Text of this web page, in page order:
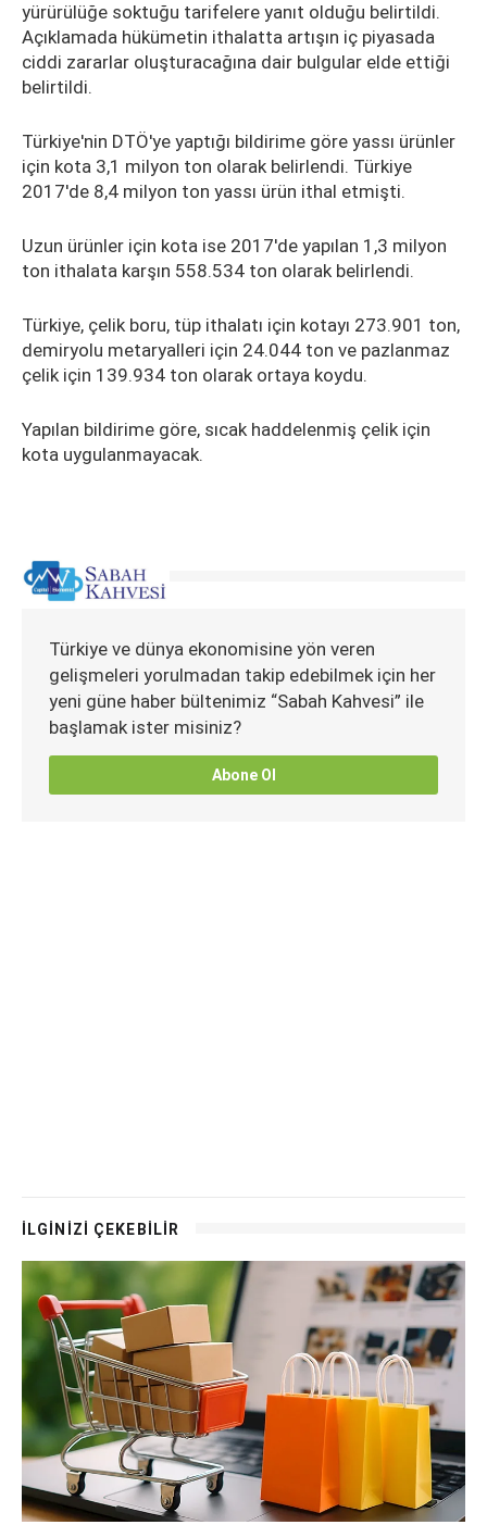
yürürülüğe soktuğu tarifelere yanıt olduğu belirtildi.
Açıklamada hükümetin ithalatta artışın iç piyasada
ciddi zararlar oluşturacağına dair bulgular elde ettiği
belirtildi.
Türkiye'nin DTÖ'ye yaptığı bildirime göre yassı ürünler
için kota 3,1 milyon ton olarak belirlendi. Türkiye
2017'de 8,4 milyon ton yassı ürün ithal etmişti.
Uzun ürünler için kota ise 2017'de yapılan 1,3 milyon
ton ithalata karşın 558.534 ton olarak belirlendi.
Türkiye, çelik boru, tüp ithalatı için kotayı 273.901 ton,
demiryolu metaryalleri için 24.044 ton ve pazlanmaz
çelik için 139.934 ton olarak ortaya koydu.
Yapılan bildirime göre, sıcak haddelenmiş çelik için
kota uygulanmayacak.
Türkiye ve dünya ekonomisine yön veren
gelişmeleri yorulmadan takip edebilmek için her
yeni güne haber bültenimiz “Sabah Kahvesi” ile
başlamak ister misiniz?
Abone Ol
İLGİNİZİ ÇEKEBİLİR